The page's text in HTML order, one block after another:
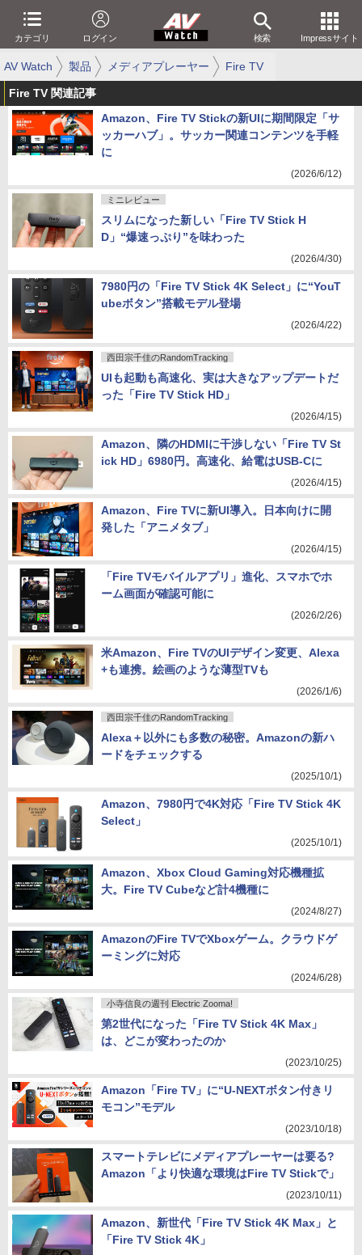
カテゴリ ログイン 検索 Impressサイト
AV Watch 製品 メディアプレーヤー Fire TV
Fire TV 関連記事
Amazon、Fire TV Stickの新UIに期間限定「サ
ッカーハブ」。サッカー関連コンテンツを手軽
に
(2026/6/12)
ミニレビュー
スリムになった新しい「Fire TV Stick H
D」“爆速っぷり”を味わった
(2026/4/30)
7980円の「Fire TV Stick 4K Select」に“YouT
ubeボタン”搭載モデル登場
(2026/4/22)
西田宗千佳のRandomTracking
UIも起動も高速化、実は大きなアップデートだ
った「Fire TV Stick HD」
(2026/4/15)
Amazon、隣のHDMIに干渉しない「Fire TV St
ick HD」6980円。高速化、給電はUSB-Cに
(2026/4/15)
Amazon、Fire TVに新UI導入。日本向けに開
発した「アニメタブ」
(2026/4/15)
「Fire TVモバイルアプリ」進化、スマホでホ
ーム画面が確認可能に
(2026/2/26)
米Amazon、Fire TVのUIデザイン変更、Alexa
+も連携。絵画のような薄型TVも
(2026/1/6)
西田宗千佳のRandomTracking
Alexa＋以外にも多数の秘密。Amazonの新ハ
ードをチェックする
(2025/10/1)
Amazon、7980円で4K対応「Fire TV Stick 4K
Select」
(2025/10/1)
Amazon、Xbox Cloud Gaming対応機種拡
大。Fire TV Cubeなど計4機種に
(2024/8/27)
AmazonのFire TVでXboxゲーム。クラウドゲ
ーミングに対応
(2024/6/28)
小寺信良の週刊 Electric Zooma!
第2世代になった「Fire TV Stick 4K Max」
は、どこが変わったのか
(2023/10/25)
Amazon「Fire TV」に“U-NEXTボタン付きリ
モコン”モデル
(2023/10/18)
スマートテレビにメディアプレーヤーは要る?
Amazon「より快適な環境はFire TV Stickで」
(2023/10/11)
Amazon、新世代「Fire TV Stick 4K Max」と
「Fire TV Stick 4K」